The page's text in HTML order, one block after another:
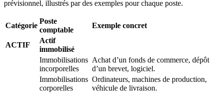
prévisionnel, illustrés par des exemples pour chaque poste.
Catégorie
Poste
comptable
Exemple concret
ACTIF
Actif
immobilisé
Immobilisations
incorporelles
Achat d’un fonds de commerce, dépôt
d’un brevet, logiciel.
Immobilisations
corporelles
Ordinateurs, machines de production,
véhicule de livraison.